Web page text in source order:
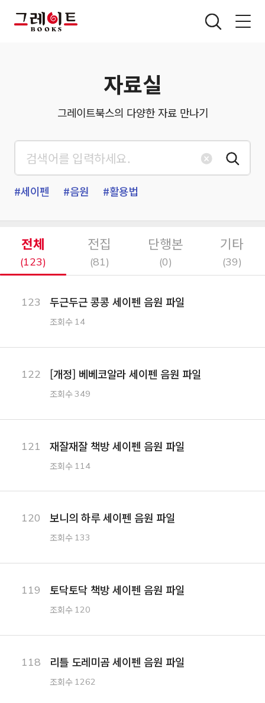
자료실
그레이트북스의 다양한 자료 만나기
#세이펜 #음원 #활용법
전체
(123)
전집
(81)
단행본
(0)
기타
(39)
123 두근두근 콩콩 세이펜 음원 파일
조회수 14
122 [개정] 베베코알라 세이펜 음원 파일
조회수349
121 재잘재잘 책방 세이펜 음원 파일
조회수 114
120 보니의 하루 세이펜 음원 파일
조회수 133
119 토닥토닥 책방 세이펜 음원 파일
조회수 120
118 리틀 도레미곰 세이펜 음원 파일
조회수 1262